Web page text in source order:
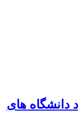
دانشگاه های